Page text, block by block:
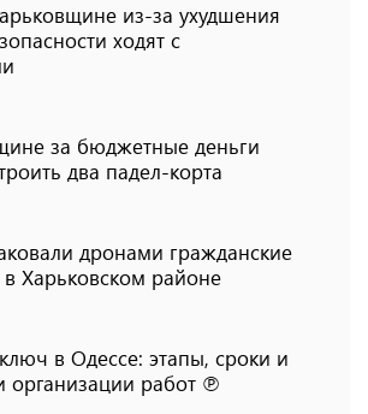
из-за ухудшения
ходят с
за бюджетные деньги
два падел-корта
дронами гражданские
Харьковском районе
в Одессе: этапы, сроки и
организации работ ℗